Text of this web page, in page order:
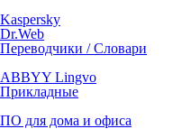
Kaspersky
Dr.Web
Переводчики / Словари
ABBYY Lingvo
Прикладные
ПО для дома и офиса